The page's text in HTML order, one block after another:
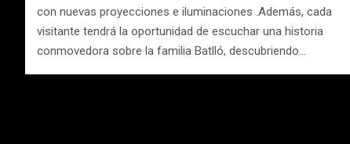
con nuevas proyecciones e iluminaciones .Además, cada
visitante tendrá la oportunidad de escuchar una historia
conmovedora sobre la familia Batlló, descubriendo…